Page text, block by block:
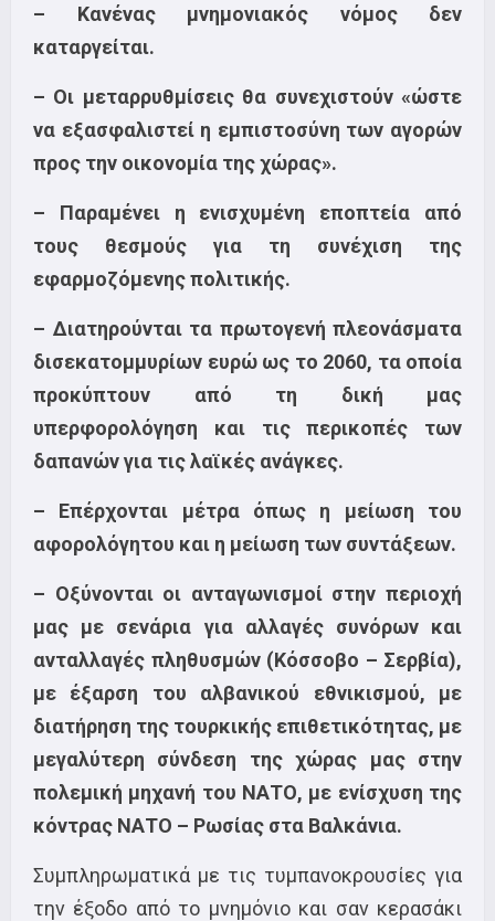
– Κανένας μνημονιακός νόμος δεν
καταργείται.
– Οι μεταρρυθμίσεις θα συνεχιστούν «ώστε
να εξασφαλιστεί η εμπιστοσύνη των αγορών
προς την οικονομία της χώρας».
– Παραμένει η ενισχυμένη εποπτεία από
τους θεσμούς για τη συνέχιση της
εφαρμοζόμενης πολιτικής.
– Διατηρούνται τα πρωτογενή πλεονάσματα
δισεκατομμυρίων ευρώ ως το 2060, τα οποία
προκύπτουν από τη δική μας
υπερφορολόγηση και τις περικοπές των
δαπανών για τις λαϊκές ανάγκες.
– Επέρχονται μέτρα όπως η μείωση του
αφορολόγητου και η μείωση των συντάξεων.
– Οξύνονται οι ανταγωνισμοί στην περιοχή
μας με σενάρια για αλλαγές συνόρων και
ανταλλαγές πληθυσμών (Κόσσοβο – Σερβία),
με έξαρση του αλβανικού εθνικισμού, με
διατήρηση της τουρκικής επιθετικότητας, με
μεγαλύτερη σύνδεση της χώρας μας στην
πολεμική μηχανή του ΝΑΤΟ, με ενίσχυση της
κόντρας ΝΑΤΟ – Ρωσίας στα Βαλκάνια.
Συμπληρωματικά με τις τυμπανοκρουσίες για
την έξοδο από το μνημόνιο και σαν κερασάκι